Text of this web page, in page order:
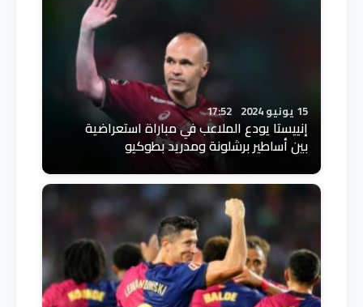
15 يونيو 2024 17:52
إنييستا يودع الملاعب في مباراة استعراضية
بين أساطير برشلونة ومدريد بطوكيو